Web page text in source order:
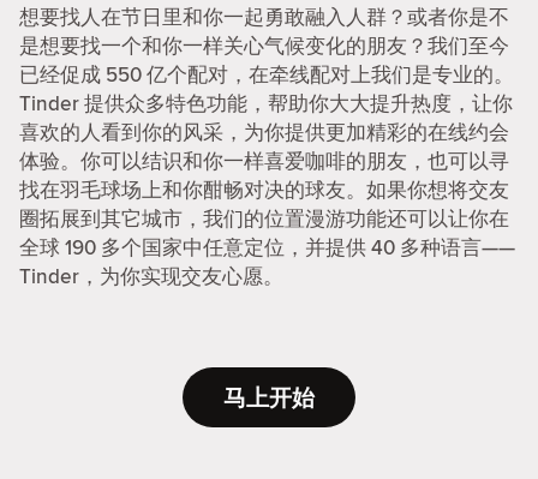
想要找人在节日里和你一起勇敢融入人群？或者你是不
是想要找一个和你一样关心气候变化的朋友？我们至今
已经促成 550 亿个配对，在牵线配对上我们是专业的。
Tinder 提供众多特色功能，帮助你大大提升热度，让你
喜欢的人看到你的风采，为你提供更加精彩的在线约会
体验。你可以结识和你一样喜爱咖啡的朋友，也可以寻
找在羽毛球场上和你酣畅对决的球友。如果你想将交友
圈拓展到其它城市，我们的位置漫游功能还可以让你在
全球 190 多个国家中任意定位，并提供 40 多种语言——
Tinder，为你实现交友心愿。
马上开始